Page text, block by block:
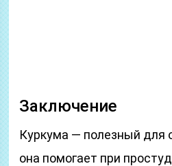
Заключение
Куркума — полезный для
она помогает при